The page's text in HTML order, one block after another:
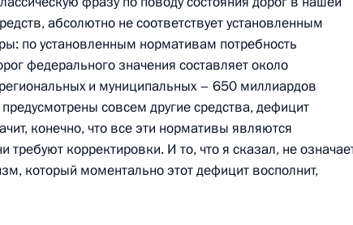
область, Горки
по итогам совещания
детей и подростков
абсолютно не соответствует установленным
по установленным нормативам потребность
федерального значения составляет около
и муниципальных – 650 миллиардов
совсем другие средства, дефицит
конечно, что все эти нормативы являются
корректировки. И то, что я сказал, не
который моментально этот дефицит восполнит,